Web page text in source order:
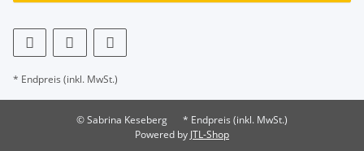
* Endpreis (inkl. MwSt.)
© Sabrina Keseberg
* Endpreis (inkl. MwSt.)
Powered by JTL-Shop